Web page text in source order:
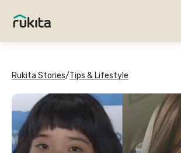
Rukita Stories/Tips & Lifestyle